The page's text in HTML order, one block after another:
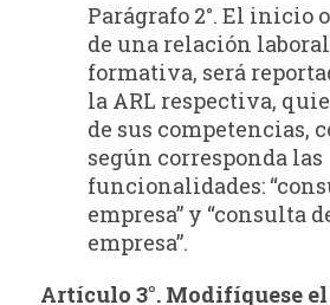
Parágrafo 2°. El inicio
de una relación
formativa, será
la ARL respectiva,
de sus competencias,
según corresponda las
funcionalidades:
empresa” y “consulta
empresa”.
Artículo 3°. Modifíquese